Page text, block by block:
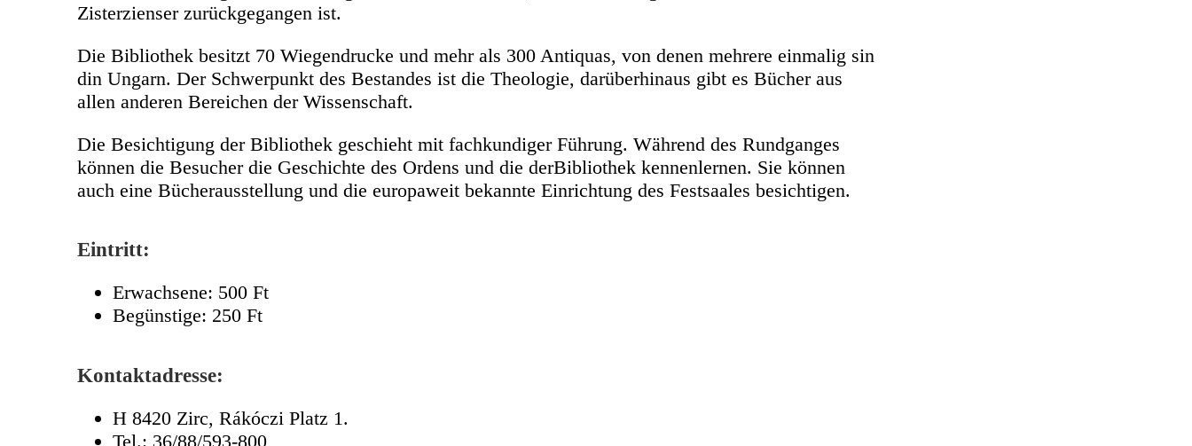
Zisterzienser zurückgegangen ist.
Die Bibliothek besitzt 70 Wiegendrucke und mehr als 300 Antiquas, von denen mehrere einmalig sin
din Ungarn. Der Schwerpunkt des Bestandes ist die Theologie, darüberhinaus gibt es Bücher aus
allen anderen Bereichen der Wissenschaft.
Die Besichtigung der Bibliothek geschieht mit fachkundiger Führung. Während des Rundganges
können die Besucher die Geschichte des Ordens und die derBibliothek kennenlernen. Sie können
auch eine Bücherausstellung und die europaweit bekannte Einrichtung des Festsaales besichtigen.
Eintritt:
Erwachsene: 500 Ft
Begünstige: 250 Ft
Kontaktadresse:
H 8420 Zirc, Rákóczi Platz 1.
Tel.: 36/88/593-800